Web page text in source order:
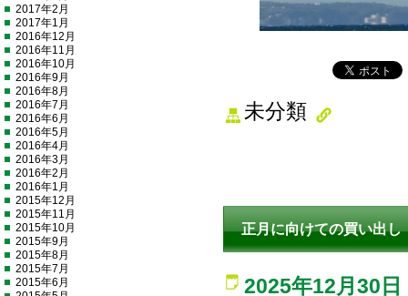
未分類
正月に向けての買い出し
2025年12月30日
2017年2月
2017年1月
2016年12月
2016年11月
2016年10月
2016年9月
2016年8月
2016年7月
2016年6月
2016年5月
2016年4月
2016年3月
2016年2月
2016年1月
2015年12月
2015年11月
2015年10月
2015年9月
2015年8月
2015年7月
2015年6月